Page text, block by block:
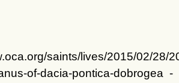
saints/lives/2015/02/28/
of-dacia-pontica-dobrogea -